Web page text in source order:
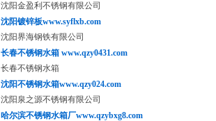
沈阳金盈利不锈钢有限公司
沈阳镀锌板www.syflxb.com
沈阳界海钢铁有限公司
长春不锈钢水箱 www.qzy0431.com
长春不锈钢水箱
沈阳不锈钢水箱www.qzy024.com
沈阳泉之源不锈钢有限公司
哈尔滨不锈钢水箱厂www.qzybxg8.com